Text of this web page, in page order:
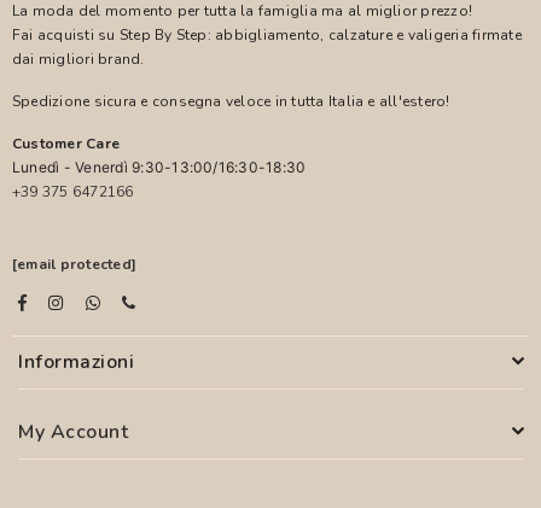
La moda del momento per tutta la famiglia ma al miglior prezzo!
Fai acquisti su Step By Step: abbigliamento, calzature e valigeria firmate
dai migliori brand.
Spedizione sicura e consegna veloce in tutta Italia e all'estero!
Customer Care
Lunedì - Venerdì 9:30-13:00/16:30-18:30
+39 375 6472166
[email protected]
Informazioni
My Account